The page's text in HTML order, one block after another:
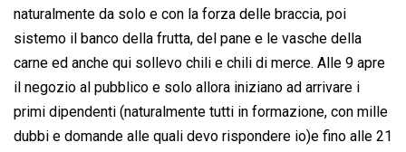
naturalmente da solo e con la forza delle braccia, poi
sistemo il banco della frutta, del pane e le vasche della
carne ed anche qui sollevo chili e chili di merce. Alle 9 apre
il negozio al pubblico e solo allora iniziano ad arrivare i
primi dipendenti (naturalmente tutti in formazione, con mille
dubbi e domande alle quali devo rispondere io)e fino alle 21